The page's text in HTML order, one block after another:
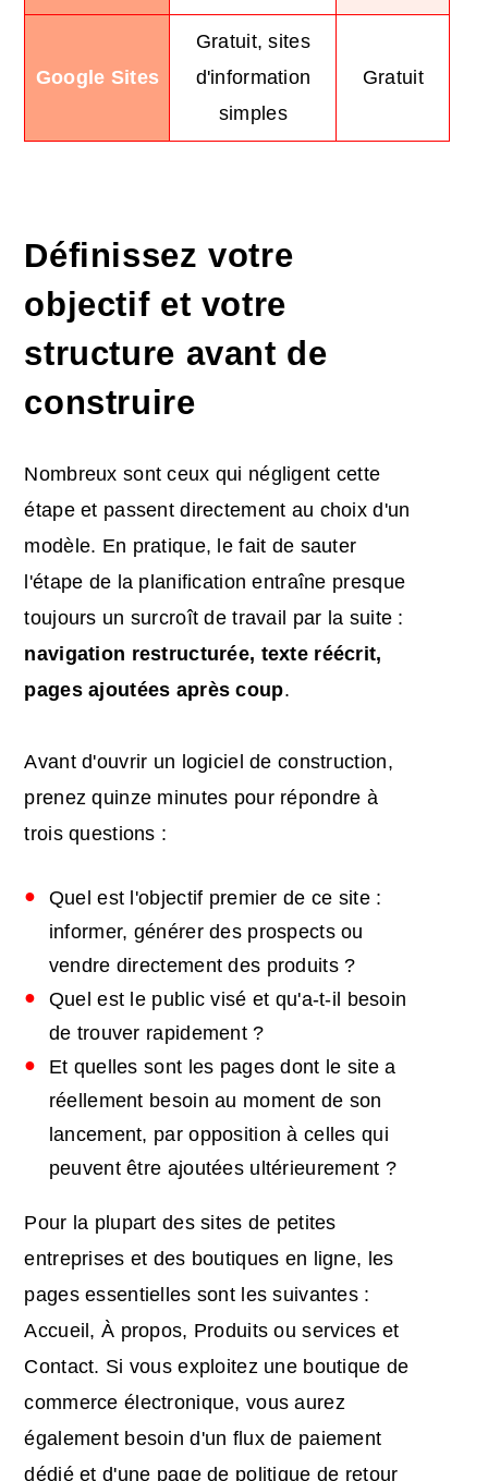
Google Sites
Gratuit, sites
d'information
simples
Gratuit
Définissez votre
objectif et votre
structure avant de
construire
Nombreux sont ceux qui négligent cette
étape et passent directement au choix d'un
modèle. En pratique, le fait de sauter
l'étape de la planification entraîne presque
toujours un surcroît de travail par la suite :
navigation restructurée, texte réécrit,
pages ajoutées après coup.
Avant d'ouvrir un logiciel de construction,
prenez quinze minutes pour répondre à
trois questions :
Quel est l'objectif premier de ce site :
informer, générer des prospects ou
vendre directement des produits ?
Quel est le public visé et qu'a-t-il besoin
de trouver rapidement ?
Et quelles sont les pages dont le site a
réellement besoin au moment de son
lancement, par opposition à celles qui
peuvent être ajoutées ultérieurement ?
Pour la plupart des sites de petites
entreprises et des boutiques en ligne, les
pages essentielles sont les suivantes :
Accueil, À propos, Produits ou services et
Contact. Si vous exploitez une boutique de
commerce électronique, vous aurez
également besoin d'un flux de paiement
dédié et d'une page de politique de retour